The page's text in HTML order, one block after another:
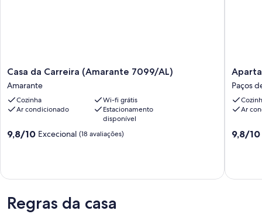
Casa
da
Carreira
(Amarante
7099/AL)
Casa da Carreira (Amarante 7099/AL)
Amarante
Cozinha
Wi-fi grátis
Ar condicionado
Estacionamento
disponível
Pontuação
de
10,
9,8/10 Excecional (18 avaliações)
T2
em
20
minutos
Porto
Paços
Ar
9,8/10
Regras da casa